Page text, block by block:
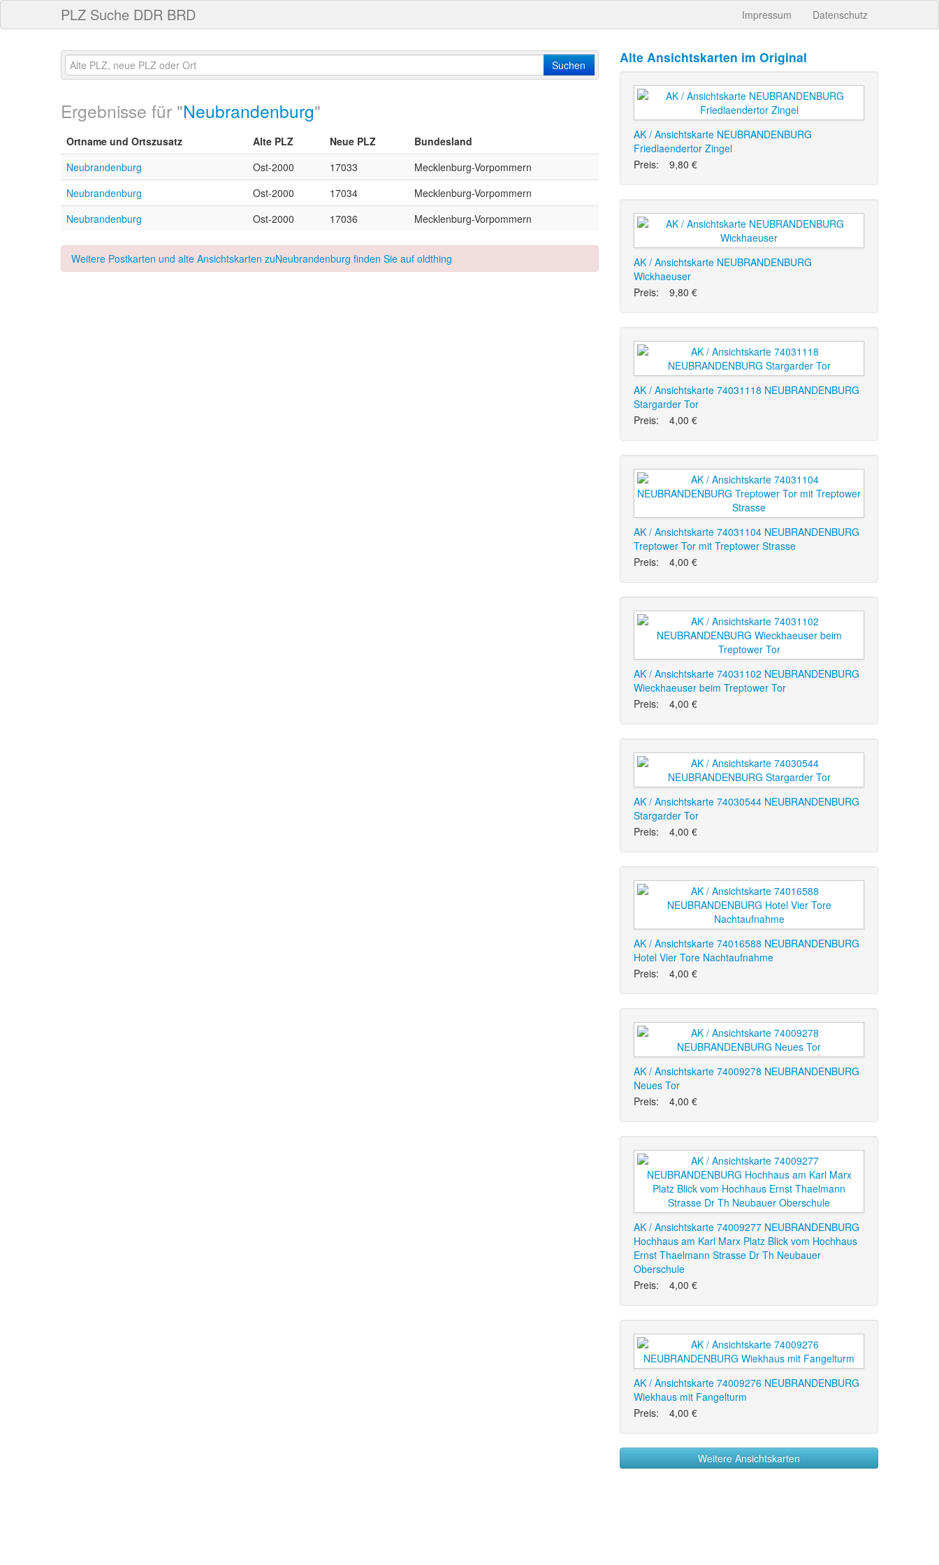
PLZ Suche DDR BRD Impressum Datenschutz
Suchen
Ergebnisse für "Neubrandenburg"
Ortname und Ortszusatz Alte PLZ Neue PLZ
Bundesland
Neubrandenburg
Ost-2000 17033
Mecklenburg-Vorpommern
Neubrandenburg
Ost-2000 17034
Mecklenburg-Vorpommern
Neubrandenburg
Ost-2000 17036 Mecklenburg-Vorpommern
Weitere Postkarten und alte Ansichtskarten zuNeubrandenburg finden Sie auf oldthing
Alte Ansichtskarten im Original
AK / Ansichtskarte NEUBRANDENBURG
Friedlaendertor Zingel
Preis:
9,80 €
AK / Ansichtskarte NEUBRANDENBURG
Wickhaeuser
Preis:
9,80 €
AK / Ansichtskarte 74031118 NEUBRANDENBURG
Stargarder Tor
Preis:
4,00 €
AK / Ansichtskarte 74031104 NEUBRANDENBURG
Treptower Tor mit Treptower Strasse
Preis:
4,00 €
AK / Ansichtskarte 74031102 NEUBRANDENBURG
Wieckhaeuser beim Treptower Tor
Preis:
4,00 €
AK / Ansichtskarte 74030544 NEUBRANDENBURG
Stargarder Tor
Preis:
4,00 €
AK / Ansichtskarte 74016588 NEUBRANDENBURG
Hotel Vier Tore Nachtaufnahme
Preis:
4,00 €
AK / Ansichtskarte 74009278 NEUBRANDENBURG
Neues Tor
Preis:
4,00 €
AK / Ansichtskarte 74009277 NEUBRANDENBURG
Hochhaus am Karl Marx Platz Blick vom Hochhaus
Ernst Thaelmann Strasse Dr Th Neubauer
Oberschule
Preis:
4,00 €
AK / Ansichtskarte 74009276 NEUBRANDENBURG
Wiekhaus mit Fangelturm
Preis:
4,00 €
Weitere Ansichtskarten